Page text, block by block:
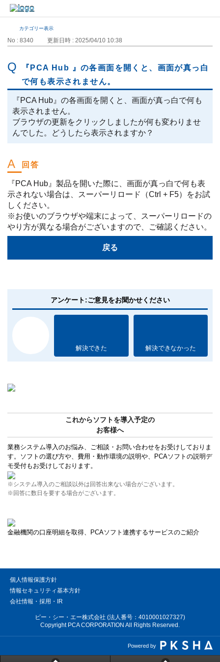
カテゴリー表示
No : 8340 更新日時 : 2025/04/10 10:38
『PCA Hub 』の各画面を開くと、画面が真っ白
で何も表示されません。
『PCA Hub』の各画面を開くと、画面が真っ白で何も
表示されません。
ブラウザの更新をクリックしましたが何も変わりませ
んでした。どうしたら表示されますか？
『PCA Hub』製品を開いた際に、画面が真っ白で何も表
示されない場合は、スーパーリロード（Ctrl + F5）をお試
しください。
※お使いのブラウザや端末によって、スーパーリロードの
やり方が異なる場合がございますので、ご確認ください。
戻る
アンケート:ご意見をお聞かせください
解決できた 解決できなかった
これからソフトを導入予定の
お客様へ
業務システム導入のお悩み、ご相談・お問い合わせをお受けしておりま
す。ソフトの選び方や、費用・動作環境の説明や、PCAソフトの説明デ
モ受付もお受けしております。
※システム導入のご相談以外は回答出来ない場合がございます。
※回答に数日を要する場合がございます。
金融機関の口座明細を取得、PCAソフト連携するサービスのご紹介
個人情報保護方針
情報セキュリティ基本方針
会社情報・採用・IR
ピー・シー・エー株式会社 (法人番号：4010001027327)
Copyright PCA CORPORATION All Rights Reserved.
Powered by